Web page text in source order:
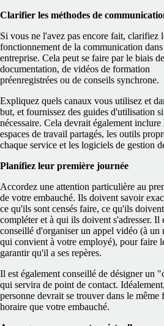
Clarifier les méthodes de
Si vous ne l'avez pas encore fait, clarifiez
fonctionnement de la communication
entreprise. Cela peut se faire par le biais
documentation, de vidéos de formation
préenregistrées ou de conseils synchrone.
Expliquez quels canaux vous utilisez et
but, et fournissez des guides d'utilisation si
nécessaire. Cela devrait également inclure
espaces de travail partagés, les outils
chaque service et les logiciels de gestion
Planifiez leur première journée
Accordez une attention particulière au
de votre embauché. Ils doivent savoir
ce qu'ils sont censés faire, ce qu'ils doivent
compléter et à qui ils doivent s'adresser. Il
conseillé d'organiser un appel vidéo (à un
qui convient à votre employé), pour faire
garantir qu'il a ses repères.
Il est également conseillé de désigner un
qui servira de point de contact.
personne devrait se trouver dans le même
horaire que votre embauché.